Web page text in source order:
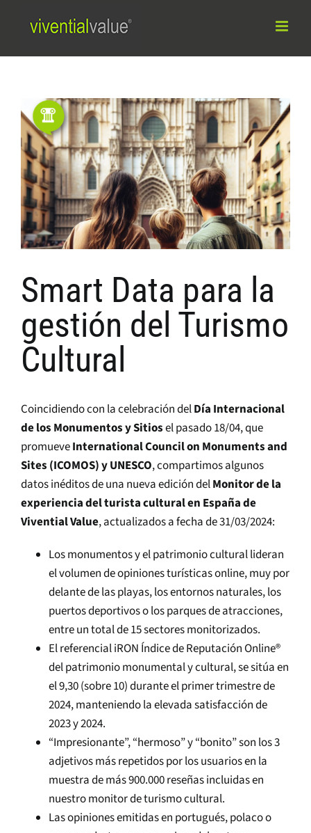
Ver
imagen
más
grande
Smart Data para la
gestión del Turismo
Cultural
Coincidiendo con la celebración delDía Internacional
de los Monumentos y Sitiosel pasado 18/04, que
promueveInternational Council on Monuments and
Sites (ICOMOS) y UNESCO, compartimos algunos
datos inéditos de una nueva edición delMonitor de la
experiencia del turista cultural en España de
Vivential Value, actualizados a fecha de 31/03/2024:
Los monumentos y el patrimonio cultural lideran
el volumen de opiniones turísticas online, muy por
delante de las playas, los entornos naturales, los
puertos deportivos o los parques de atracciones,
entre un total de 15 sectores monitorizados.
El referencial iRON Índice de Reputación Online®
del patrimonio monumental y cultural, se sitúa en
el 9,30 (sobre 10) durante el primer trimestre de
2024, manteniendo la elevada satisfacción de
2023 y 2024.
“Impresionante”, “hermoso” y “bonito” son los 3
adjetivos más repetidos por los usuarios en la
muestra de más 900.000 reseñas incluidas en
nuestro monitor de turismo cultural.
Las opiniones emitidas en portugués, polaco o